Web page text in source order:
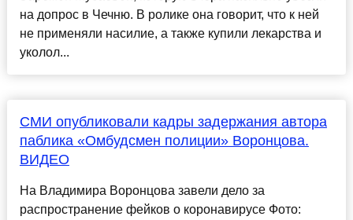
на допрос в Чечню. В ролике она говорит, что к ней
не применяли насилие, а также купили лекарства и
уколол...
СМИ опубликовали кадры задержания автора
паблика «Омбудсмен полиции» Воронцова.
ВИДЕО
На Владимира Воронцова завели дело за
распространение фейков о коронавирусе Фото: